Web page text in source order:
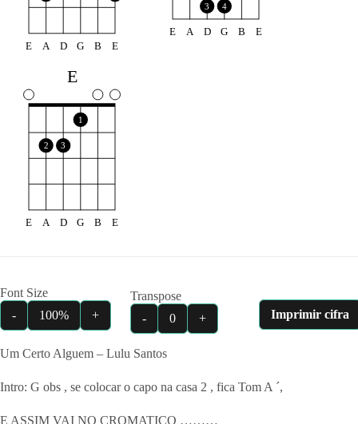
E A D G B E
3 4
E A D G B E
E
2 3
1
E A D G B E
Font Size
-
100% +
Transpose
-
0 + Imprimir cifra
Um Certo Alguem – Lulu Santos
Intro: G obs , se colocar o capo na casa 2 , fica Tom A ´,
E ASSIM VAI NO CROMATICO ………